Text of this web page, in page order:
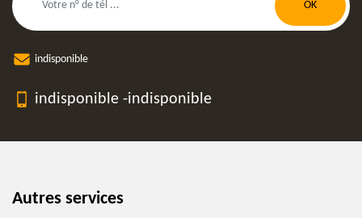
indisponible
indisponible -indisponible
Autres services